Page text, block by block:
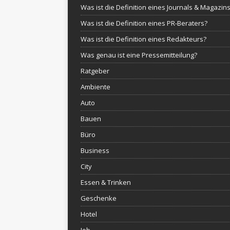
Was ist die Definition eines Journals & Magazins
Was ist die Definition eines PR-Beraters?
Was ist die Definition eines Redakteurs?
Was genau ist eine Pressemitteilung?
Ratgeber
Ambiente
Auto
Bauen
Büro
Business
City
Essen & Trinken
Geschenke
Hotel